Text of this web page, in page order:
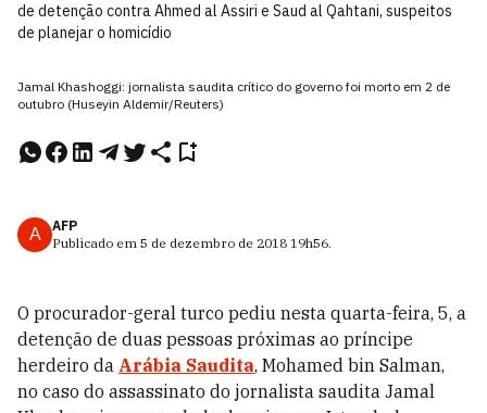
de detenção contra Ahmed al Assiri e Saud al Qahtani, suspeitos
de planejar o homicídio
Jamal Khashoggi: jornalista saudita crítico do governo foi morto em 2 de
outubro (Huseyin Aldemir/Reuters)
A
AFP
Publicado em 5 de dezembro de 2018 19h56.
O procurador-geral turco pediu nesta quarta-feira, 5, a
detenção de duas pessoas próximas ao príncipe
herdeiro da Arábia Saudita, Mohamed bin Salman,
no caso do assassinato do jornalista saudita Jamal